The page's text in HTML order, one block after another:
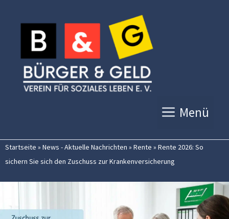
Inhalt
springen
Menü
Startseite » News - Aktuelle Nachrichten » Rente » Rente 2026: So
sichern Sie sich den Zuschuss zur Krankenversicherung